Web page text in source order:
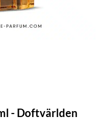
- Doftvärlden